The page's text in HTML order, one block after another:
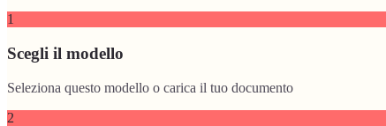
1
Scegli il modello
Seleziona questo modello o carica il tuo documento
2